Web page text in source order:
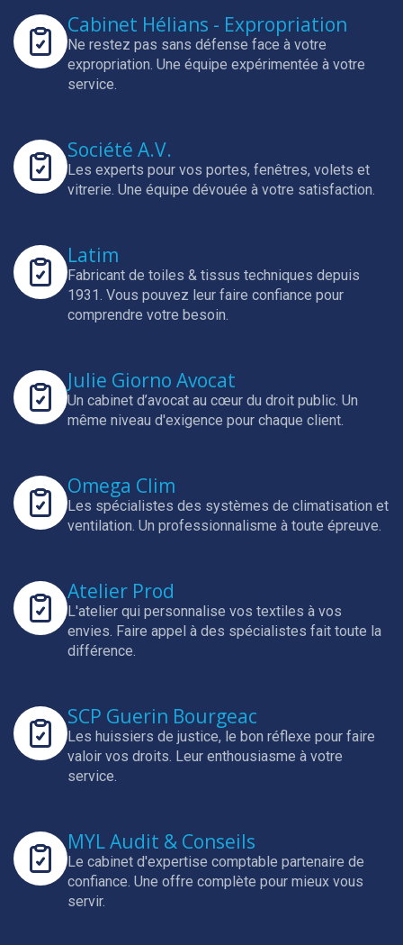
Cabinet Hélians - Expropriation
Ne restez pas sans défense face à votre
expropriation. Une équipe expérimentée à votre
service.
Société A.V.
Les experts pour vos portes, fenêtres, volets et
vitrerie. Une équipe dévouée à votre satisfaction.
Latim
Fabricant de toiles & tissus techniques depuis
1931. Vous pouvez leur faire confiance pour
comprendre votre besoin.
Julie Giorno Avocat
Un cabinet d’avocat au cœur du droit public. Un
même niveau d'exigence pour chaque client.
Omega Clim
Les spécialistes des systèmes de climatisation et
ventilation. Un professionnalisme à toute épreuve.
Atelier Prod
L'atelier qui personnalise vos textiles à vos
envies. Faire appel à des spécialistes fait toute la
différence.
SCP Guerin Bourgeac
Les huissiers de justice, le bon réflexe pour faire
valoir vos droits. Leur enthousiasme à votre
service.
MYL Audit & Conseils
Le cabinet d'expertise comptable partenaire de
confiance. Une offre complète pour mieux vous
servir.